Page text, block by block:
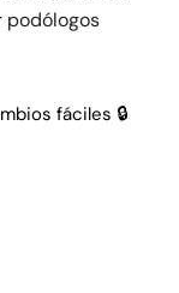
podólogos
fáciles 🔒